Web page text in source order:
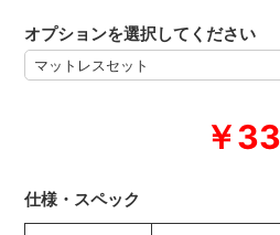
￥
オプションを選択してください
仕様・スペック